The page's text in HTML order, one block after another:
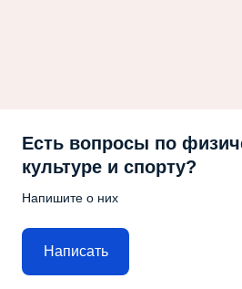
Есть вопросы по
культуре и спорту?
Напишите о них
Написать